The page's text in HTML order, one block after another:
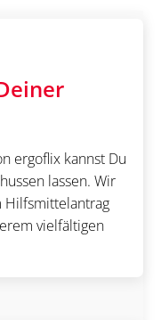
ergoflix kannst Du
lassen. Wir
Hilfsmittelantrag
vielfältigen